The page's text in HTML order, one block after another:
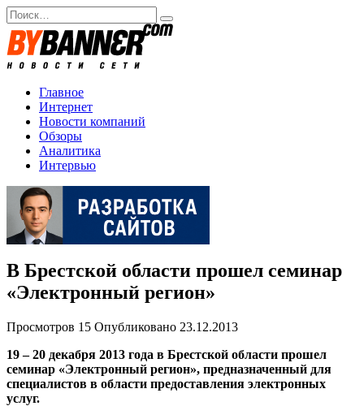
Перейти
к
содержанию
Search
for:
Главное
Интернет
Новости компаний
Обзоры
Аналитика
Интервью
В Брестской области прошел семинар
«Электронный регион»
Просмотров 15 Опубликовано 23.12.2013
19 – 20 декабря 2013 года в Брестской области прошел
семинар «Электронный регион», предназначенный для
специалистов в области предоставления электронных
услуг.